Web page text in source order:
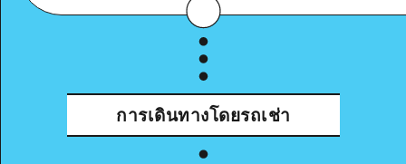
ดูรายละเอียด
การเดินทางโดยรถเช่า